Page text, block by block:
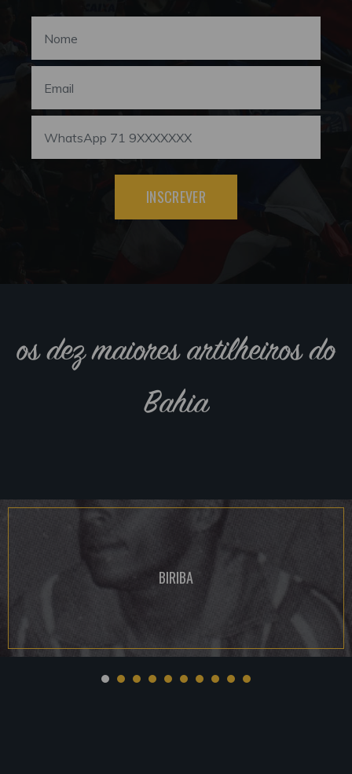
INSCREVER
os dez maiores artilheiros do
Bahia
BIRIBA